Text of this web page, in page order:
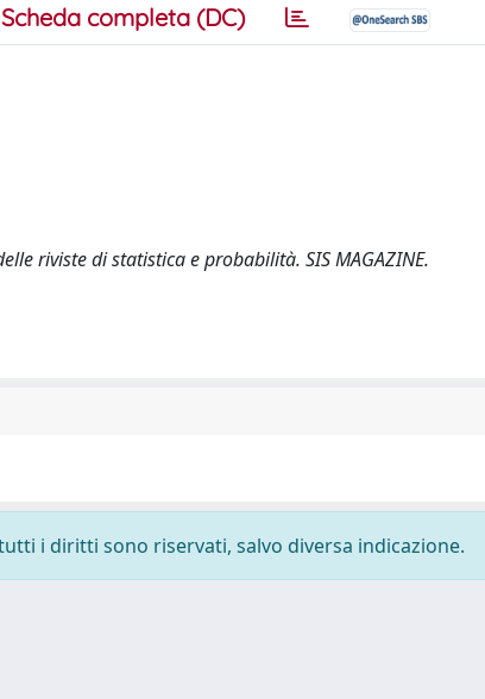
Scheda completa (DC)
riviste di statistica e probabilità. SIS MAGAZINE.
i diritti sono riservati, salvo diversa indicazione.